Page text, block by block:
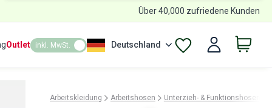
Über 40,000 zufriedene Kunden
Outlet inkl. MwSt. Deutschland
Arbeitskleidung Arbeitshosen Unterzieh- & Funktionshosen